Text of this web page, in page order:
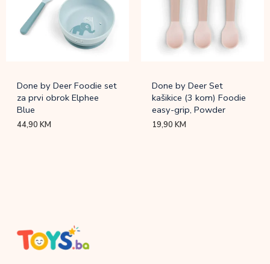
Done by Deer Foodie set
za prvi obrok Elphee
Blue
44,90KM
Done by Deer Set
kašikice (3 kom) Foodie
easy-grip, Powder
19,90KM